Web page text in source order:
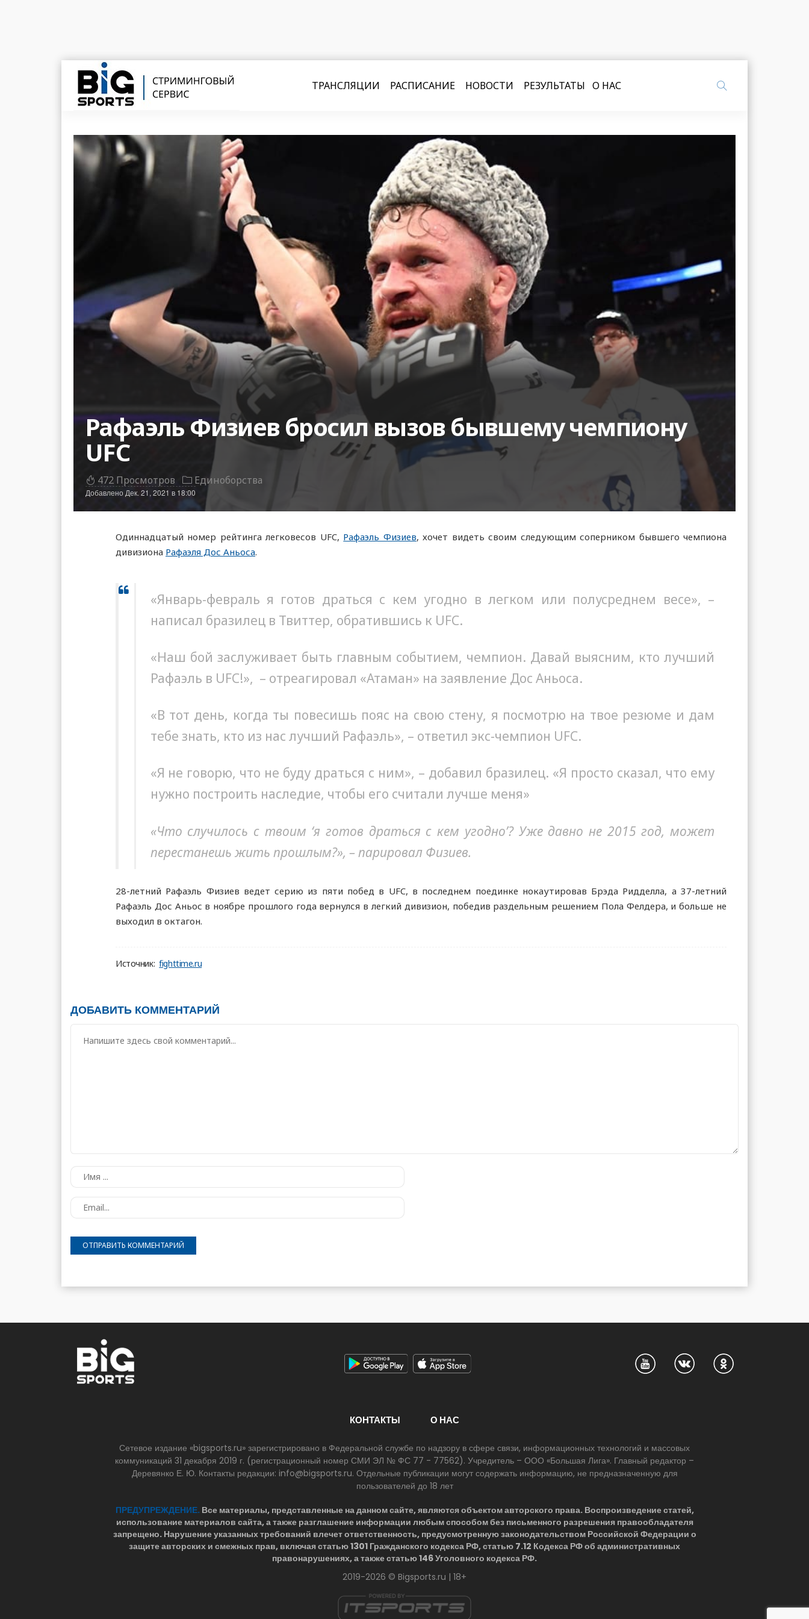
ТРАНСЛЯЦИИ РАСПИСАНИЕ НОВОСТИ РЕЗУЛЬТАТЫ О НАС
Рафаэль Физиев бросил вызов бывшему чемпиону
UFC
472 Просмотров Единоборства
Добавлено Дек. 21, 2021 в 18:00
Одиннадцатый номер рейтинга легковесов UFC, Рафаэль Физиев, хочет видеть своим следующим соперником бывшего чемпиона
дивизиона Рафаэля Дос Аньоса.
«Январь-февраль я готов драться с кем угодно в легком или полусреднем весе», –
написал бразилец в Твиттер, обратившись к UFC.
«Наш бой заслуживает быть главным событием, чемпион. Давай выясним, кто лучший
Рафаэль в UFC!», – отреагировал «Атаман» на заявление Дос Аньоса.
«В тот день, когда ты повесишь пояс на свою стену, я посмотрю на твое резюме и дам
тебе знать, кто из нас лучший Рафаэль», – ответил экс-чемпион UFC.
«Я не говорю, что не буду драться с ним», – добавил бразилец. «Я просто сказал, что ему
нужно построить наследие, чтобы его считали лучше меня»
«Что случилось с твоим ‘я готов драться с кем угодно’? Уже давно не 2015 год, может
перестанешь жить прошлым?», – парировал Физиев.
28-летний Рафаэль Физиев ведет серию из пяти побед в UFC, в последнем поединке нокаутировав Брэда Ридделла, а 37-летний
Рафаэль Дос Аньос в ноябре прошлого года вернулся в легкий дивизион, победив раздельным решением Пола Фелдера, и больше не
выходил в октагон.
Источник: fighttime.ru
ДОБАВИТЬ КОММЕНТАРИЙ
КОНТАКТЫ О НАС
Сетевое издание «bigsports.ru» зарегистрировано в Федеральной службе по надзору в сфере связи, информационных технологий и массовых
коммуникаций 31 декабря 2019 г. (регистрационный номер СМИ ЭЛ № ФС 77 - 77562). Учредитель – ООО «Большая Лига». Главный редактор –
Деревянко Е. Ю. Контакты редакции: info@bigsports.ru. Отдельные публикации могут содержать информацию, не предназначенную для
пользователей до 18 лет
ПРЕДУПРЕЖДЕНИЕ.Все материалы, представленные на данном сайте, являются объектом авторского права. Воспроизведение статей,
использование материалов сайта, а также разглашение информации любым способом без письменного разрешения правообладателя
запрещено. Нарушение указанных требований влечет ответственность, предусмотренную законодательством Российской Федерации о
защите авторских и смежных прав, включая статью 1301 Гражданского кодекса РФ, статью 7.12 Кодекса РФ об административных
правонарушениях, а также статью 146 Уголовного кодекса РФ.
2019-2026 © Bigsports.ru | 18+